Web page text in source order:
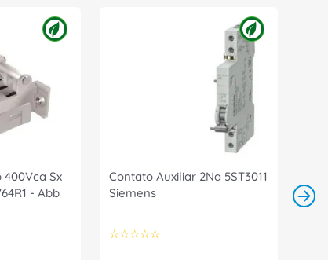
400Vca Sx
- Abb
Contato Auxiliar 2Na 5ST3011
Siemens
☆☆☆☆☆